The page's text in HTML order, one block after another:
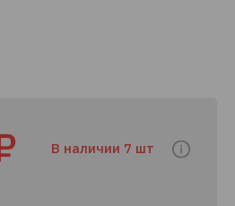
В наличии 7 шт